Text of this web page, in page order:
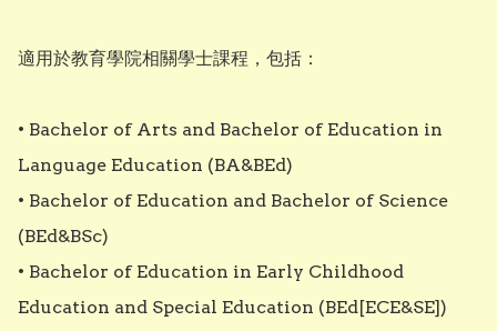
適用於教育學院相關學士課程，包括：
• Bachelor of Arts and Bachelor of Education in
Language Education (BA&BEd)
• Bachelor of Education and Bachelor of Science
(BEd&BSc)
• Bachelor of Education in Early Childhood
Education and Special Education (BEd[ECE&SE])